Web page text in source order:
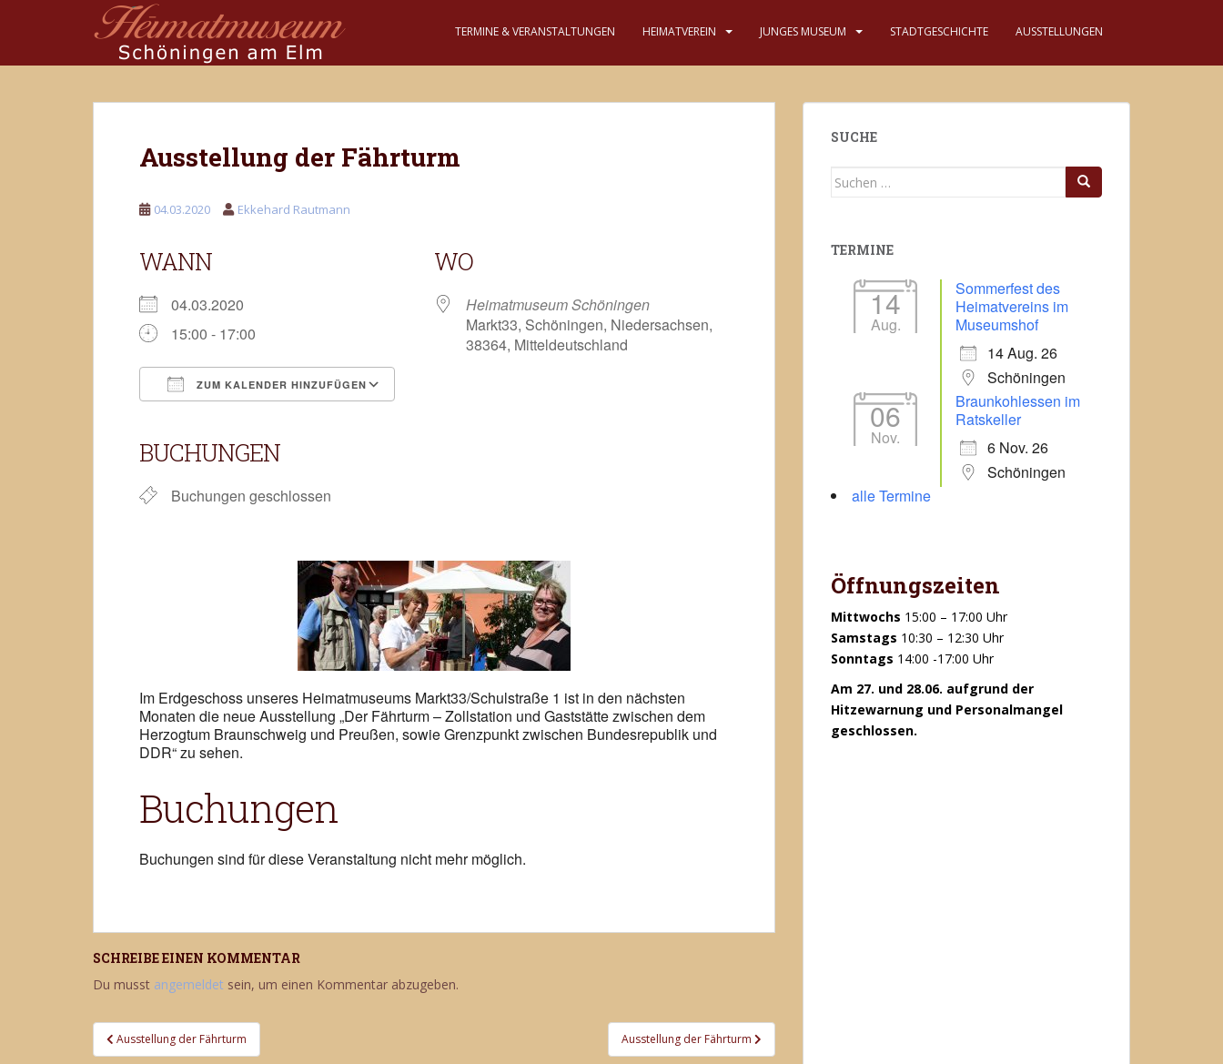
TERMINE & VERANSTALTUNGEN HEIMATVEREIN JUNGES MUSEUM STADTGESCHICHTE AUSSTELLUNGEN
Ausstellung der Fährturm
04.03.2020 Ekkehard Rautmann
WANN
04.03.2020
15:00 - 17:00
ZUM KALENDER HINZUFÜGEN
Office 365
BUCHUNGEN
Buchungen geschlossen
WO
Heimatmuseum Schöningen
Markt33, Schöningen, Niedersachsen,
38364, Mitteldeutschland
Im Erdgeschoss unseres Heimatmuseums Markt33/Schulstraße 1 ist in den nächsten
Monaten die neue Ausstellung „Der Fährturm – Zollstation und Gaststätte zwischen dem
Herzogtum Braunschweig und Preußen, sowie Grenzpunkt zwischen Bundesrepublik und
DDR“ zu sehen.
Buchungen
Buchungen sind für diese Veranstaltung nicht mehr möglich.
SCHREIBE EINEN KOMMENTAR
Du musst angemeldet sein, um einen Kommentar abzugeben.
Beitragsnavigation
Ausstellung der Fährturm Ausstellung der Fährturm
SUCHE
Suchen
TERMINE
14
Aug.
Sommerfest des
Heimatvereins im
Museumshof
14 Aug. 26
Schöningen
06
Nov.
Braunkohlessen im
Ratskeller
6 Nov. 26
Schöningen
alle Termine
Öffnungszeiten
Mittwochs 15:00 – 17:00 Uhr
Samstags 10:30 – 12:30 Uhr
Sonntags 14:00 -17:00 Uhr
Am 27. und 28.06. aufgrund der
Hitzewarnung und Personalmangel
geschlossen.